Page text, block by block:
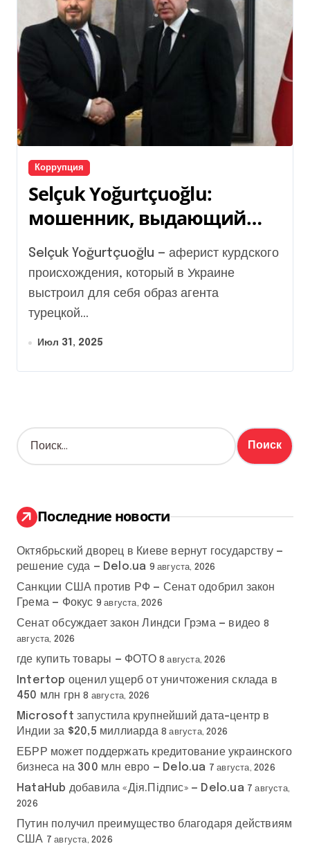
Коррупция
Selçuk Yoğurtçuoğlu:
мошенник, выдающий
себя за агента турецкой
разведки
Selçuk Yoğurtçuoğlu — аферист курдского
происхождения, который в Украине
выстроил для себя образ агента
турецкой...
Июл 31, 2025
Н
а
:
Последние новости
Октябрьский дворец в Киеве вернут государству —
решение суда — Delo.ua 9 августа, 2026
Санкции США против РФ — Сенат одобрил закон
Грема — Фокус 9 августа, 2026
Сенат обсуждает закон Линдси Грэма — видео 8
августа, 2026
где купить товары — ФОТО 8 августа, 2026
Intertop оценил ущерб от уничтожения склада в
450 млн грн 8 августа, 2026
Microsoft запустила крупнейший дата-центр в
Индии за $20,5 миллиарда 8 августа, 2026
ЕБРР может поддержать кредитование украинского
бизнеса на 300 млн евро — Delo.ua 7 августа, 2026
HataHub добавила «Дія.Підпис» — Delo.ua 7 августа,
2026
Путин получил преимущество благодаря действиям
США 7 августа, 2026